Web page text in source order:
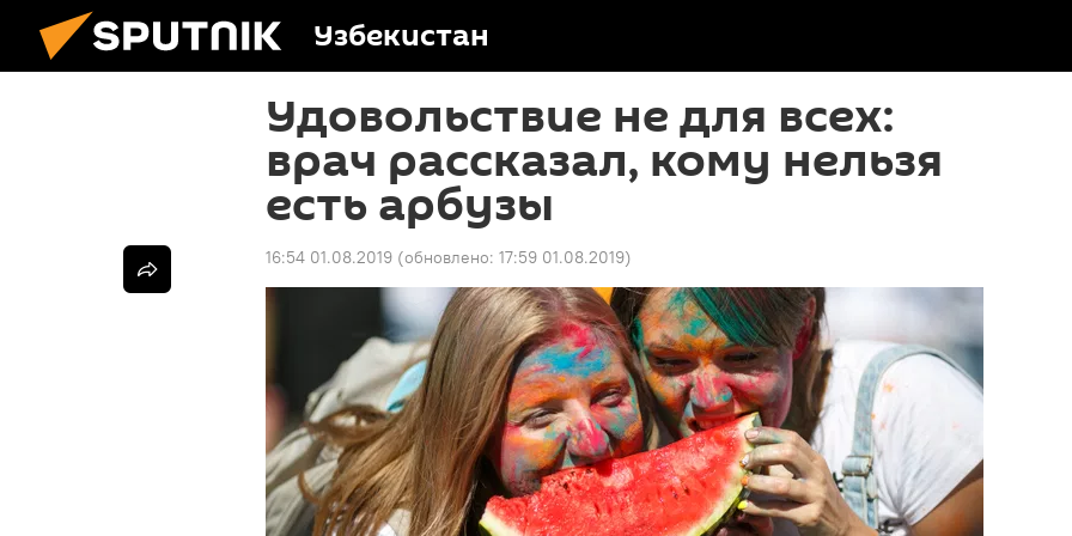
Узбекистан
Удовольствие не для всех:
врач рассказал, кому нельзя
есть арбузы
16:54 01.08.2019 (обновлено: 17:59 01.08.2019)